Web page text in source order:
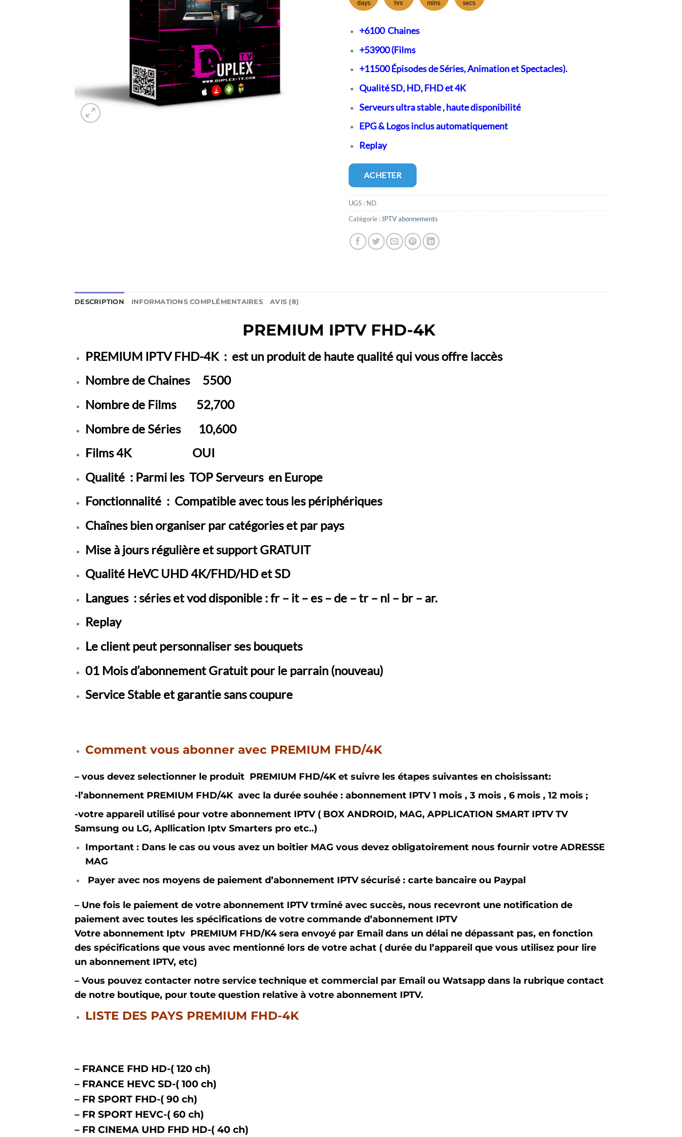
était : est :
days hrs mins secs
+6100 Chaines
+53900 (Films
+11500 Épisodes de Séries, Animation et Spectacles).
Qualité SD, HD, FHD et 4K
Serveurs ultra stable , haute disponibilité
EPG & Logos inclus automatiquement
Replay
ACHETER
UGS : ND
Catégorie : IPTV abonnements
DESCRIPTION INFORMATIONS COMPLÉMENTAIRES AVIS (8)
PREMIUM IPTV FHD-4K
PREMIUM IPTV FHD-4K : est un produit de haute qualité qui vous offre laccès
Nombre de Chaines 5500
Nombre de Films 52,700
Nombre de Séries 10,600
Films 4K OUI
Qualité : Parmi les TOP Serveurs en Europe
Fonctionnalité : Compatible avec tous les périphériques
Chaînes bien organiser par catégories et par pays
Mise à jours régulière et support GRATUIT
Qualité HeVC UHD 4K/FHD/HD et SD
Langues : séries et vod disponible : fr – it – es – de – tr – nl – br– ar.
Replay
Le client peut personnaliser ses bouquets
01 Mois d’abonnement Gratuit pour le parrain (nouveau)
Service Stable et garantie sans coupure
Comment vous abonner avec PREMIUM FHD/4K
– vous devez selectionner le produit PREMIUM FHD/4K et suivre les étapes suivantes en choisissant:
-l’abonnement PREMIUM FHD/4K avec la durée souhée : abonnement IPTV 1 mois , 3 mois , 6 mois , 12 mois ;
-votre appareil utilisé pour votre abonnement IPTV ( BOX ANDROID, MAG, APPLICATION SMART IPTV TV
Samsung ou LG, Apllication Iptv Smarters pro etc..)
Important : Dans le cas ou vous avez un boitier MAG vous devez obligatoirement nous fournir votre ADRESSE
MAG
Payer avec nos moyens de paiement d’abonnement IPTV sécurisé : carte bancaire ou Paypal
– Une fois le paiement de votre abonnement IPTV trminé avec succès, nous recevront une notification de
paiement avec toutes les spécifications de votre commande d’abonnement IPTV
Votre abonnement Iptv PREMIUM FHD/K4 sera envoyé par Email dans un délai ne dépassant pas, en fonction
des spécifications que vous avec mentionné lors de votre achat ( durée du l’appareil que vous utilisez pour lire
un abonnement IPTV, etc)
– Vous pouvez contacter notre service technique et commercial par Email ou Watsapp dans la rubrique contact
de notre boutique, pour toute question relative à votre abonnement IPTV.
LISTE DES PAYS PREMIUM FHD-4K
– FRANCE FHD HD-( 120 ch)
– FRANCE HEVC SD-( 100 ch)
– FR SPORT FHD-( 90 ch)
– FR SPORT HEVC-( 60 ch)
– FR CINEMA UHD FHD HD-( 40 ch)